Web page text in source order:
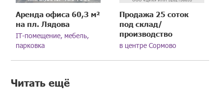
Аренда офиса 60,3 м²
на пл. Лядова
IT-помещение, мебель,
парковка
Продажа 25 соток
под склад/
производство
в центре Сормово
Читать ещё